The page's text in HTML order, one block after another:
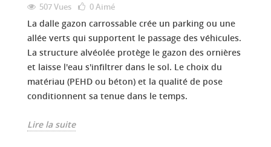
507 Vues 0Aimé
La dalle gazon carrossable crée un parking ou une
allée verts qui supportent le passage des véhicules.
La structure alvéolée protège le gazon des ornières
et laisse l'eau s'infiltrer dans le sol. Le choix du
matériau (PEHD ou béton) et la qualité de pose
conditionnent sa tenue dans le temps.
Lire la suite